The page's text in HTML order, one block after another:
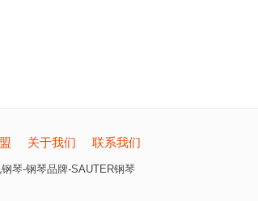
关于我们 联系我们
琴-钢琴品牌-SAUTER钢琴